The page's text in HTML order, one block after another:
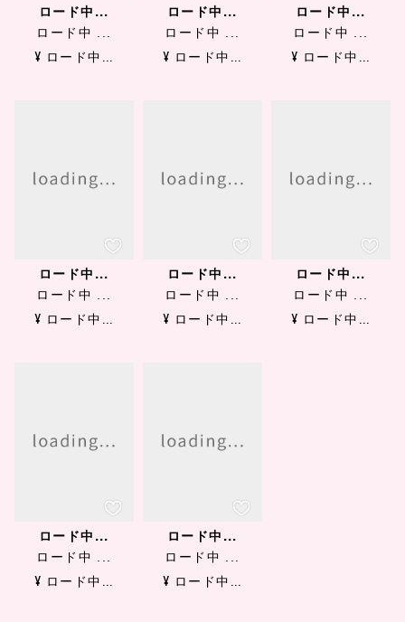
ロード中...
ロード中 ...
¥ ロード中...
ロード中...
ロード中 ...
¥ ロード中...
ロード中...
ロード中 ...
¥ ロード中...
ロード中...
ロード中 ...
¥ ロード中...
ロード中...
ロード中 ...
¥ ロード中...
ロード中...
ロード中 ...
¥ ロード中...
ロード中...
ロード中 ...
¥ ロード中...
ロード中...
ロード中 ...
¥ ロード中...